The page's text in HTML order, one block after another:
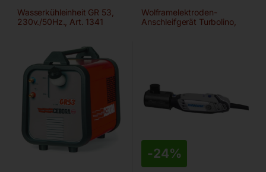
Wasserkühleinheit GR 53,
230v./50Hz., Art. 1341
Wolframelektroden-
Anschleifgerät Turbolino,
-24%